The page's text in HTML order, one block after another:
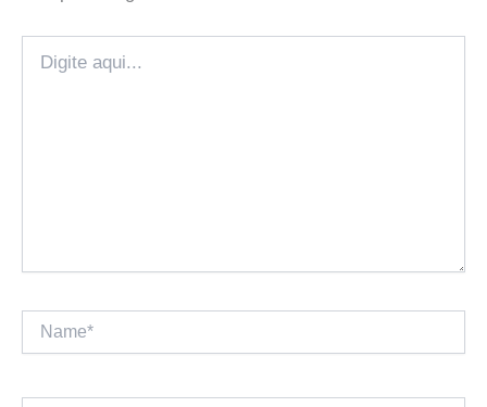
aqui...
Name*